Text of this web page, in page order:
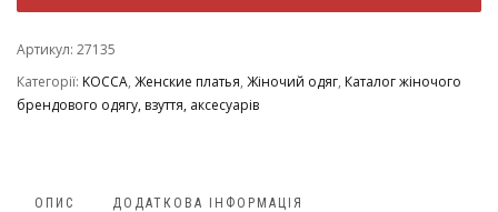
Артикул: 27135
Категорії: KOCCA, Женские платья, Жіночий одяг, Каталог жіночого
брендового одягу, взуття, аксесуарів
ОПИС ДОДАТКОВА ІНФОРМАЦІЯ